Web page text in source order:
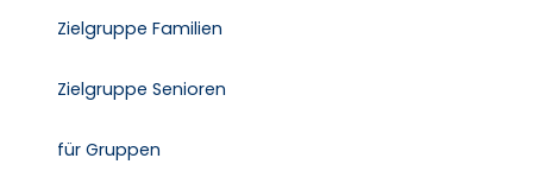
Zielgruppe Familien
Zielgruppe Senioren
für Gruppen